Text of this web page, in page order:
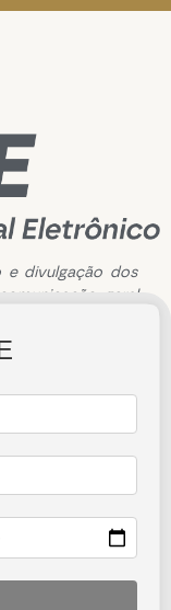
e divulgação dos
geral
de 2023